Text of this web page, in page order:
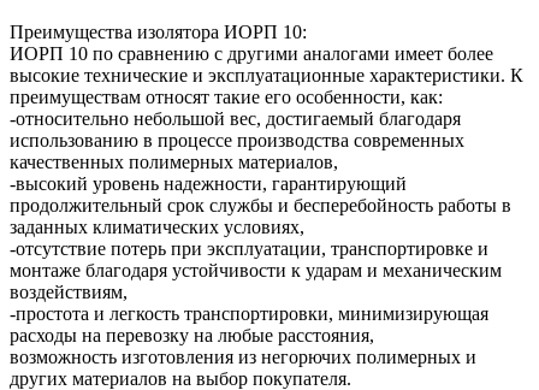
Преимущества изолятора ИОРП 10:
ИОРП 10 по сравнению с другими аналогами имеет более
высокие технические и эксплуатационные характеристики. К
преимуществам относят такие его особенности, как:
-относительно небольшой вес, достигаемый благодаря
использованию в процессе производства современных
качественных полимерных материалов,
-высокий уровень надежности, гарантирующий
продолжительный срок службы и бесперебойность работы в
заданных климатических условиях,
-отсутствие потерь при эксплуатации, транспортировке и
монтаже благодаря устойчивости к ударам и механическим
воздействиям,
-простота и легкость транспортировки, минимизирующая
расходы на перевозку на любые расстояния,
возможность изготовления из негорючих полимерных и
других материалов на выбор покупателя.